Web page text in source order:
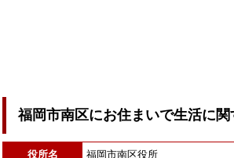
福岡市南区にお住まいで生活に
役所名 福岡市南区役所